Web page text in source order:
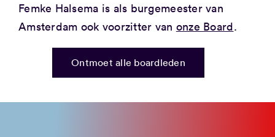
Femke Halsema is als burgemeester van
Amsterdam ook voorzitter van onze Board.
Ontmoet alle boardleden